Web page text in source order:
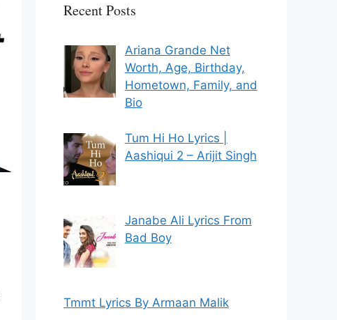
Recent Posts
Ariana Grande Net
Worth, Age, Birthday,
Hometown, Family, and
Bio
Tum Hi Ho Lyrics |
Aashiqui 2 – Arijit Singh
Janabe Ali Lyrics From
Bad Boy
Tmmt Lyrics By Armaan Malik